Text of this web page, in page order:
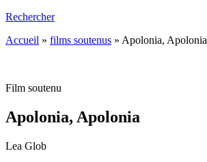
Rechercher
Accueil » films soutenus » Apolonia, Apolonia
Film soutenu
Apolonia, Apolonia
Lea Glob